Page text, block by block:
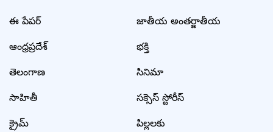
ఈ పేపర్
ఆంధ్రప్రదేశ్
తెలంగాణ
సాహితీ
క్రైమ్
జాతీయ అంతర్జాతీయ
భక్తి
సినిమా
సక్సెస్ స్టోరీస్
పిల్లలకు